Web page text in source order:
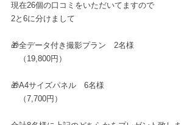
現在26個の口コミをいただいてますので
2と6に分けまして
🎁全データ付き撮影プラン　2名様
（19,800円）
🎁A4サイズパネル　6名様
（7,700円）